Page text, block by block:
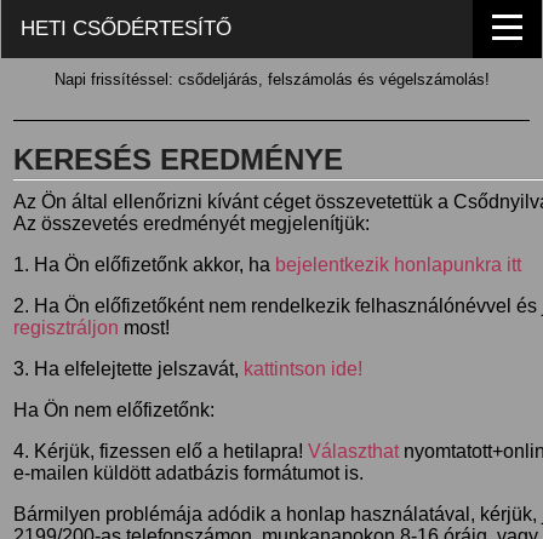
HETI CSŐDÉRTESÍTŐ
Napi frissítéssel: csődeljárás, felszámolás és végelszámolás!
KERESÉS EREDMÉNYE
Az Ön által ellenőrizni kívánt céget összevetettük a
Az összevetés eredményét megjelenítjük:
1. Ha Ön előfizetőnk akkor, ha bejelentkezik honlapunkra itt
2. Ha Ön előfizetőként nem rendelkezik felhasználónévvel
regisztráljon most!
3. Ha elfelejtette jelszavát, kattintson ide!
Ha Ön nem előfizetőnk:
4. Kérjük, fizessen elő a hetilapra!Választhat
e-mailen küldött adatbázis formátumot is.
Bármilyen problémája adódik a honlap használatával,